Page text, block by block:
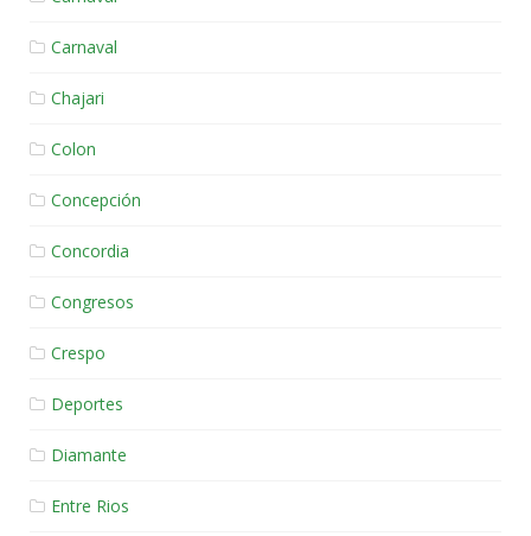
Carnaval
Chajari
Colon
Concepción
Concordia
Congresos
Crespo
Deportes
Diamante
Entre Rios